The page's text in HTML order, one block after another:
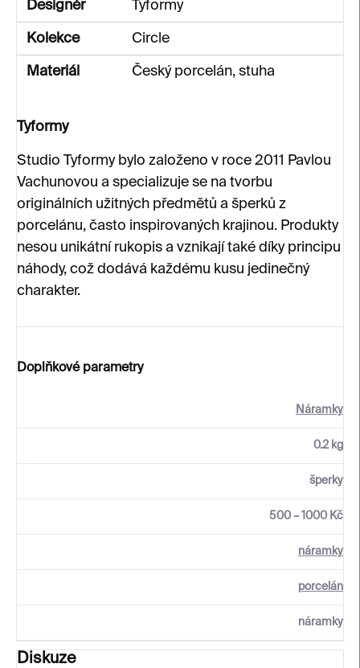
Designér Tyformy
Kolekce Circle
Materiál Český porcelán, stuha
Tyformy
Studio Tyformy bylo založeno v roce 2011 Pavlou
Vachunovou a specializuje se na tvorbu
originálních užitných předmětů a šperků z
porcelánu, často inspirovaných krajinou. Produkty
nesou unikátní rukopis a vznikají také díky principu
náhody, což dodává každému kusu jedinečný
charakter.
Doplňkové parametry
Náramky
0.2 kg
šperky
500 – 1000 Kč
náramky
porcelán
náramky
Diskuze